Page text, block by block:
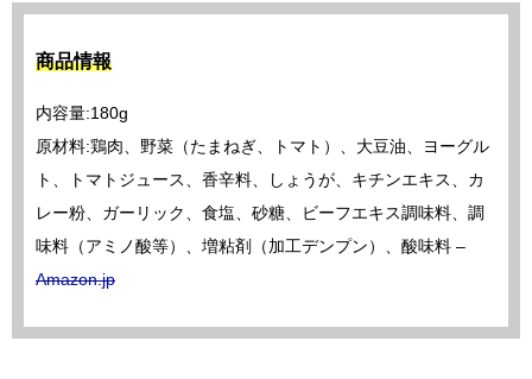
商品情報
内容量:180g
原材料:鶏肉、野菜（たまねぎ、トマト）、大豆油、ヨーグル
ト、トマトジュース、香辛料、しょうが、キチンエキス、カ
レー粉、ガーリック、食塩、砂糖、ビーフエキス調味料、調
味料（アミノ酸等）、増粘剤（加工デンプン）、酸味料 –
Amazon.jp